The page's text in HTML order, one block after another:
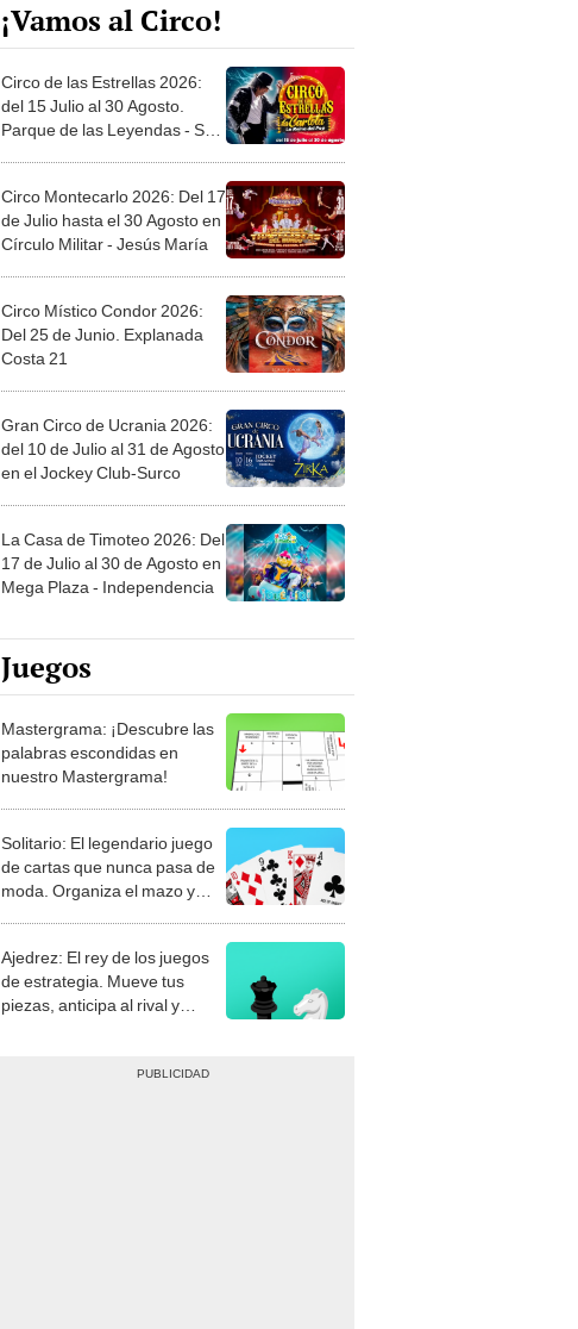
¡Vamos al Circo!
Circo de las Estrellas 2026:
del 15 Julio al 30 Agosto.
Parque de las Leyendas - San
Circo Montecarlo 2026: Del 17
de Julio hasta el 30 Agosto en
Círculo Militar - Jesús María
Circo Místico Condor 2026:
Del 25 de Junio. Explanada
Costa 21
Gran Circo de Ucrania 2026:
del 10 de Julio al 31 de Agosto
en el Jockey Club-Surco
La Casa de Timoteo 2026: Del
17 de Julio al 30 de Agosto en
Mega Plaza - Independencia
Juegos
Mastergrama: ¡Descubre las
palabras escondidas en
nuestro Mastergrama!
Solitario: El legendario juego
de cartas que nunca pasa de
moda. Organiza el mazo y
Ajedrez: El rey de los juegos
de estrategia. Mueve tus
piezas, anticipa al rival y